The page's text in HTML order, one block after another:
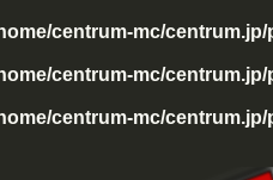
centrum-mc/
centrum-mc/
centrum-mc/